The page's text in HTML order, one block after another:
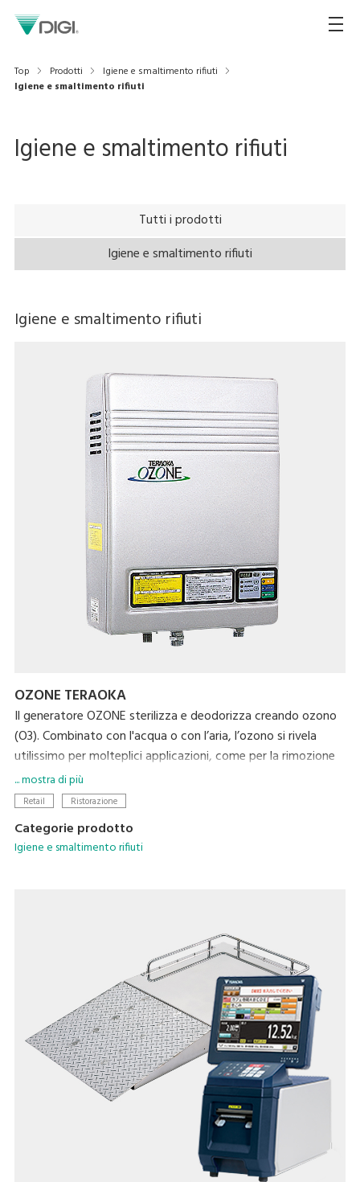
Top Prodotti
Igiene e smaltimento rifiuti
Igiene e smaltimento rifiuti
Igiene e smaltimento rifiuti
Tutti i prodotti
Igiene e smaltimento rifiuti
Igiene e smaltimento rifiuti
OZONE TERAOKA
Il generatore OZONE sterilizza e deodorizza creando ozono
(O3). Combinato con l'acqua o con l’aria, l’ozono si rivela
utilissimo per molteplici applicazioni, come per la rimozione
di muffa e melme batteriche, per mantenere i prodotti come
la verdura freschi e per tenere lontani parassiti e animali
prodotto elettricamente dall’ossigeno presente nell’aria.
Dato che non lascia residui pericolosi, è ecosostenibile e
... mostra di più
Retail Ristorazione
Categorie prodotto
Igiene e smaltimento rifiuti